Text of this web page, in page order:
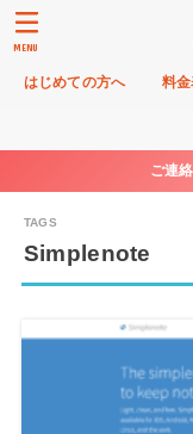
はじめての方へ 料金
MENU
ご連
Simplenote